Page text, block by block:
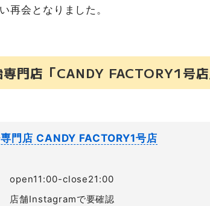
再会となりました。
門店「CANDY FACTORY1号店
門店 CANDY FACTORY1号店
open11:00-close21:00
店舗Instagramで要確認